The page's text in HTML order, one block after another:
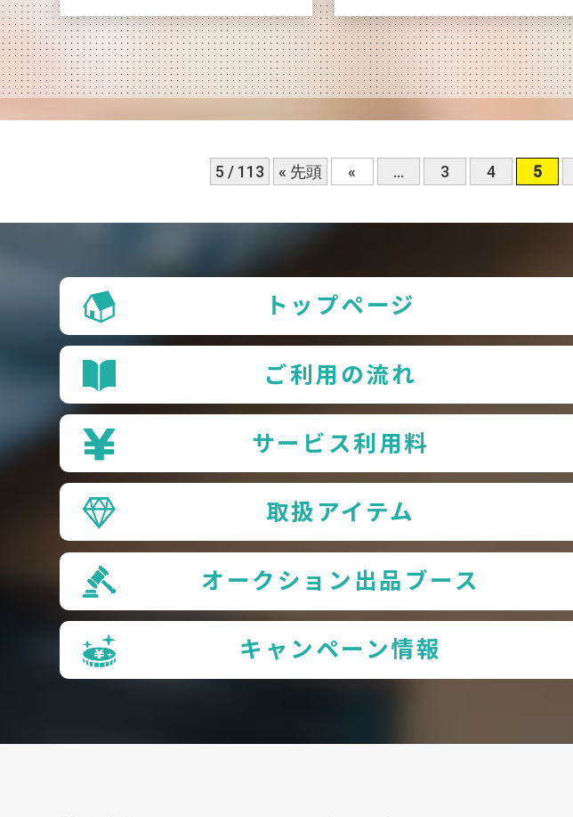
5 / 113 « 先頭 « ... 3 4 5
トップページ
ご利用の流れ
サービス利用料
取扱アイテム
オークション出品ブース
キャンペーン情報